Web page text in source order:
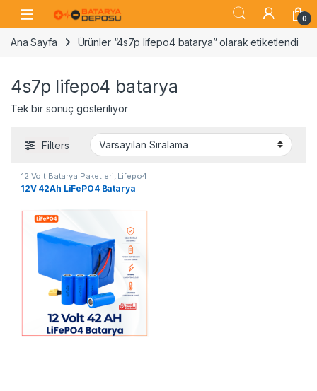
Skip to navigation
Skip to content
Open 0
Ana Sayfa Ürünler “4s7p lifepo4 batarya” olarak etiketlendi
4s7p lifepo4 batarya
Tek bir sonuç gösteriliyor
Filters
12 Volt Batarya Paketleri Lifepo4
Batarya Paketleri
12V 42Ah LiFePO4 Batarya